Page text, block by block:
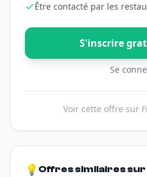
Être contacté par les
S'inscrire
Se
Voir cette offre sur
💡 Offres similaires